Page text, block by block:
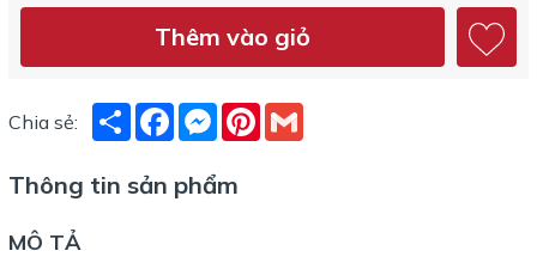
Thêm vào giỏ
Chia sẻ: ShareFacebookMessenger
Pinterest
Thông tin sản phẩm
MÔ TẢ